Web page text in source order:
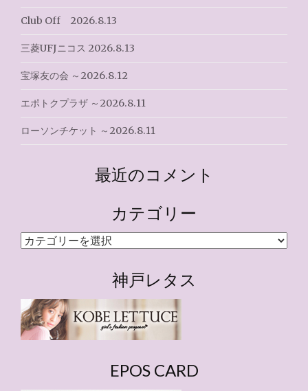
Club Off 2026.8.13
三菱UFJニコス 2026.8.13
宝塚友の会 ～2026.8.12
エポトクプラザ ～2026.8.11
ローソンチケット ～2026.8.11
最近のコメント
カテゴリー
カ
ー
神戸レタス
EPOS CARD